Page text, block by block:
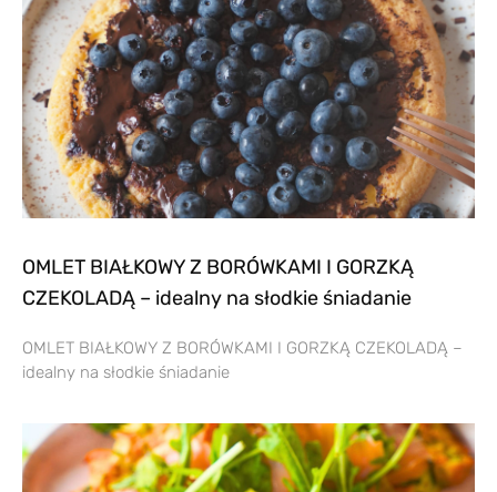
OMLET BIAŁKOWY Z BORÓWKAMI I GORZKĄ
CZEKOLADĄ – idealny na słodkie śniadanie
OMLET BIAŁKOWY Z BORÓWKAMI I GORZKĄ CZEKOLADĄ –
idealny na słodkie śniadanie